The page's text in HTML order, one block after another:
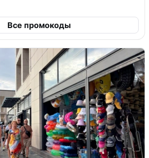
Все промокоды